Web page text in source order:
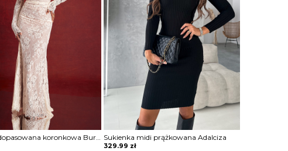
Sukienka dopasowana koronkowa Burcin Sukienka midi prążkowana Adalciza
329.99 zł